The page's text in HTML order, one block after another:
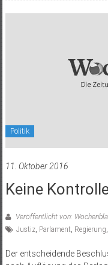
Politik
11. Oktober 2016
Keine
Veröffentlicht von:
Justiz, Parlament Regierung
Der entscheidende